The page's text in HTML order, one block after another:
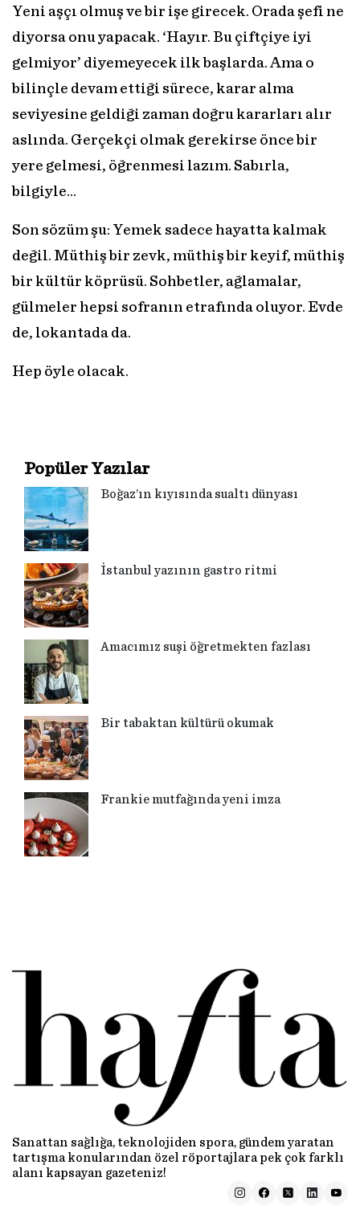
Yeni aşçı olmuş ve bir işe girecek. Orada şefi ne
diyorsa onu yapacak. ‘Hayır. Bu çiftçiye iyi
gelmiyor’ diyemeyecek ilk başlarda. Ama o
bilinçle devam ettiği sürece, karar alma
seviyesine geldiği zaman doğru kararları alır
aslında. Gerçekçi olmak gerekirse önce bir
yere gelmesi, öğrenmesi lazım. Sabırla,
bilgiyle…
Son sözüm şu: Yemek sadece hayatta kalmak
değil. Müthiş bir zevk, müthiş bir keyif, müthiş
bir kültür köprüsü. Sohbetler, ağlamalar,
gülmeler hepsi sofranın etrafında oluyor. Evde
de, lokantada da.
Hep öyle olacak.
Popüler Yazılar
Boğaz’ın kıyısında sualtı dünyası
İstanbul yazının gastro ritmi
Amacımız suşi öğretmekten fazlası
Bir tabaktan kültürü okumak
Frankie mutfağında yeni imza
Sanattan sağlığa, teknolojiden spora, gündem yaratan
tartışma konularından özel röportajlara pek çok farklı
alanı kapsayan gazeteniz!